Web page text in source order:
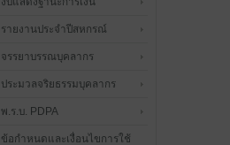
รายงานประจำปีสหกรณ์
จรรยาบรรณบุคลากร
ประมวลจริยธรรมบุคลากร
พ.ร.บ. PDPA
ข้อกำหนดและเงื่อนไขการใช้